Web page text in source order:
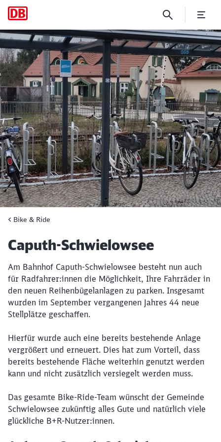
Caputh-Schwielowsee
Bike & Ride
Artikel:
Caputh-Schwielowsee
Am Bahnhof Caputh-Schwielowsee besteht nun auch
für Radfahrer:innen die Möglichkeit, Ihre Fahrräder in
den neuen Reihenbügelanlagen zu parken. Insgesamt
wurden im September vergangenen Jahres 44 neue
Stellplätze geschaffen.
Hierfür wurde auch eine bereits bestehende Anlage
vergrößert und erneuert. Dies hat zum Vorteil, dass
bereits bestehende Fläche weiterhin genutzt werden
kann und nicht zusätzlich versiegelt werden muss.
Das gesamte Bike-Ride-Team wünscht der Gemeinde
Schwielowsee zukünftig alles Gute und natürlich viele
glückliche B+R-Nutzer:innen.